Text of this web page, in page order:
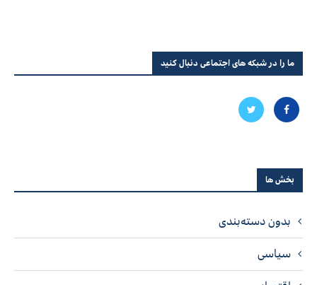
ما را در شبکه های اجتماعی دنبال کنید
بخش ها
بدون دسته‌بندی
سیاسی